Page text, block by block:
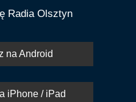
Radia Olsztyn
na Android
iPhone / iPad